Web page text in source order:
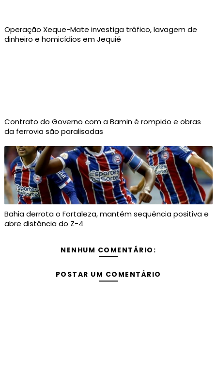
Operação Xeque-Mate investiga tráfico, lavagem de
dinheiro e homicídios em Jequié
Contrato do Governo com a Bamin é rompido e obras
da ferrovia são paralisadas
Bahia derrota o Fortaleza, mantém sequência positiva e
abre distância do Z-4
NENHUM COMENTÁRIO:
POSTAR UM COMENTÁRIO